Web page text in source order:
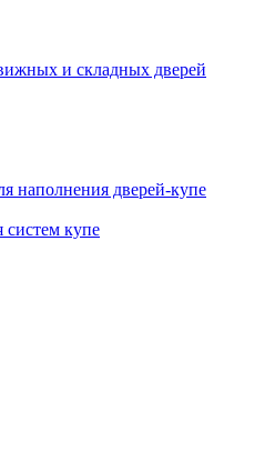
и складных дверей
наполнения дверей-купе
купе